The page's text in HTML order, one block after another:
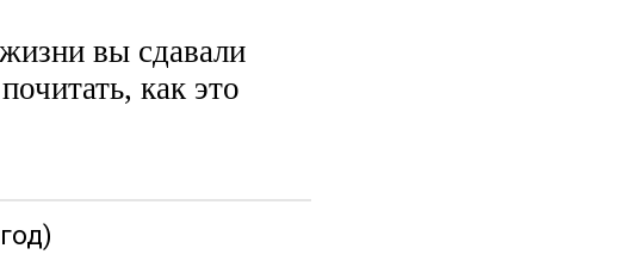
вы сдавали
как это